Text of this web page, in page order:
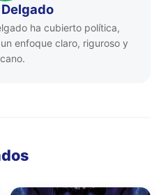
ha cubierto política,
enfoque claro, riguroso y